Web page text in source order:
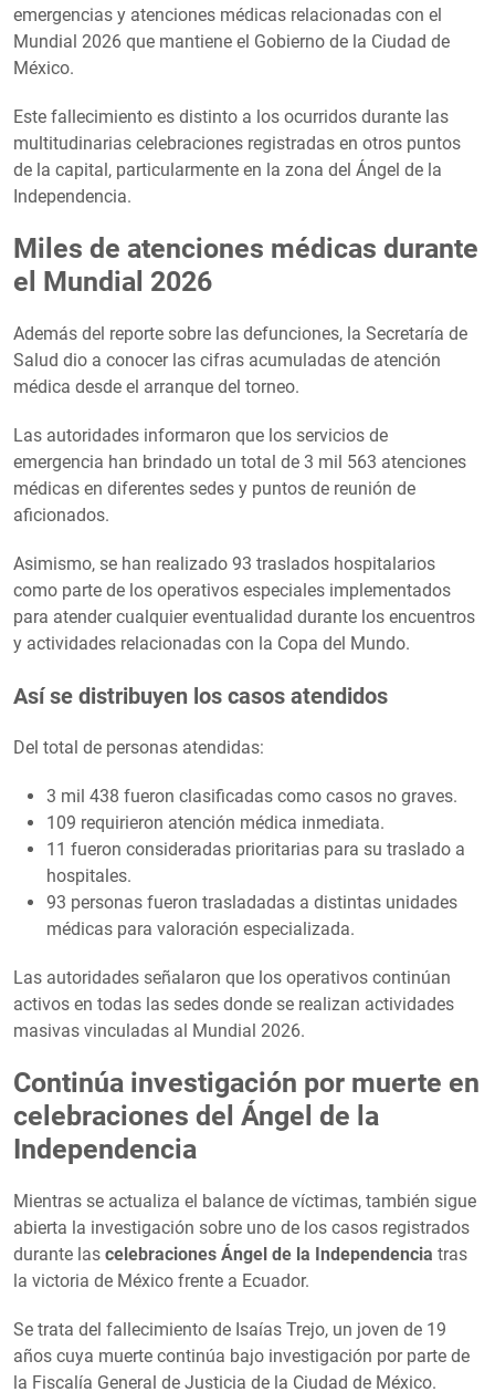
emergencias y atenciones médicas relacionadas con el
Mundial 2026 que mantiene el Gobierno de la Ciudad de
México.
Este fallecimiento es distinto a los ocurridos durante las
multitudinarias celebraciones registradas en otros puntos
de la capital, particularmente en la zona del Ángel de la
Independencia.
Miles de atenciones médicas durante
el Mundial 2026
Además del reporte sobre las defunciones, la Secretaría de
Salud dio a conocer las cifras acumuladas de atención
médica desde el arranque del torneo.
Las autoridades informaron que los servicios de
emergencia han brindado un total de 3 mil 563 atenciones
médicas en diferentes sedes y puntos de reunión de
aficionados.
Asimismo, se han realizado 93 traslados hospitalarios
como parte de los operativos especiales implementados
para atender cualquier eventualidad durante los encuentros
y actividades relacionadas con la Copa del Mundo.
Así se distribuyen los casos atendidos
Del total de personas atendidas:
3 mil 438 fueron clasificadas como casos no graves.
109 requirieron atención médica inmediata.
11 fueron consideradas prioritarias para su traslado a
hospitales.
93 personas fueron trasladadas a distintas unidades
médicas para valoración especializada.
Las autoridades señalaron que los operativos continúan
activos en todas las sedes donde se realizan actividades
masivas vinculadas al Mundial 2026.
Continúa investigación por muerte en
celebraciones del Ángel de la
Independencia
Mientras se actualiza el balance de víctimas, también sigue
abierta la investigación sobre uno de los casos registrados
durante las celebraciones Ángel de la Independencia tras
la victoria de México frente a Ecuador.
Se trata del fallecimiento de Isaías Trejo, un joven de 19
años cuya muerte continúa bajo investigación por parte de
la Fiscalía General de Justicia de la Ciudad de México.